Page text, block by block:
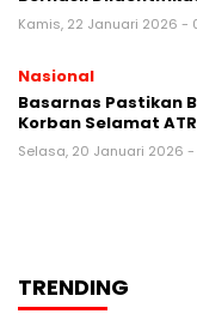
Kamis, 22 Januari 2026 -
Nasional
Basarnas Pastikan
Korban Selamat
Selasa, 20 Januari 2026 -
TRENDING